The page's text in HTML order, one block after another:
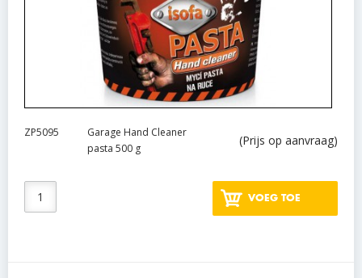
ZP5095
Garage Hand Cleaner
pasta 500 g
(Prijs op aanvraag)
VOEG TOE